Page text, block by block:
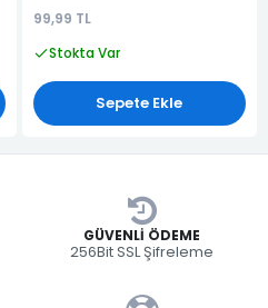
99,99 TL
Stokta Var
Sepete Ekle
GÜVENLI ÖDEME
256Bit SSL Şifreleme